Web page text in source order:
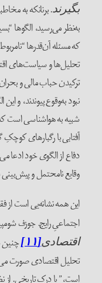
بگیرند. برنانکه به
به‌نظر می‌رسید، الگوها
که مسئله آن‌قدرها
تحلیل‌ها و سیاست‌های
ترکیدن حباب مالی و
نبود به‌وقوع پیوندند، و
شبیه به هواشناسی است
آفتابی با رگبارهای
دفاع از الگوی خود
وقایع نامحتمل و
این همه نشانه‌یی است از
اجتماعیِ رایج. جوزف
اقتصادی[۱۱]
چنین
تحلیل اقتصادی صورت
است،” یا درک تاریخی. از